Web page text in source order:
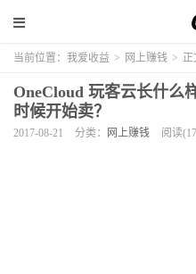
当前位置： 我爱收益 > 网上赚钱 > 正
OneCloud 玩客云长什么
时候开始卖？
2017-08-21 分类： 网上赚钱 阅读